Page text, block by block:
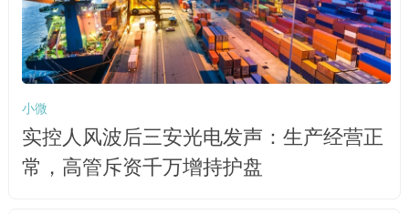
小微
实控人风波后三安光电发声：生产经营正
常，高管斥资千万增持护盘